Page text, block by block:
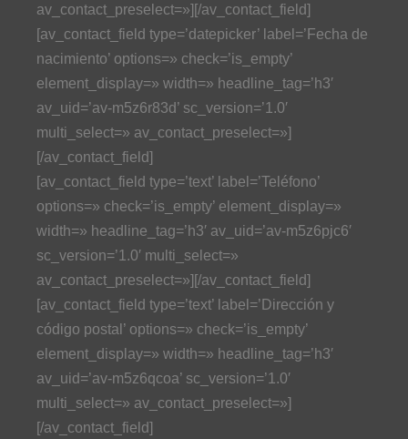
av_contact_preselect=»][/av_contact_field]
[av_contact_field type=’datepicker’ label=’Fecha de
nacimiento’ options=» check=’is_empty’
element_display=» width=» headline_tag=’h3′
av_uid=’av-m5z6r83d’ sc_version=’1.0′
multi_select=» av_contact_preselect=»]
[/av_contact_field]
[av_contact_field type=’text’ label=’Teléfono’
options=» check=’is_empty’ element_display=»
width=» headline_tag=’h3′ av_uid=’av-m5z6pjc6′
sc_version=’1.0′ multi_select=»
av_contact_preselect=»][/av_contact_field]
[av_contact_field type=’text’ label=’Dirección y
código postal’ options=» check=’is_empty’
element_display=» width=» headline_tag=’h3′
av_uid=’av-m5z6qcoa’ sc_version=’1.0′
multi_select=» av_contact_preselect=»]
[/av_contact_field]